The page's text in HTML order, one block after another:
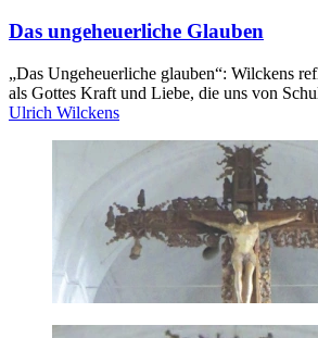
Das ungeheuerliche Glauben
„Das Ungeheuerliche glauben“: Wilckens
als Gottes Kraft und Liebe, die uns von
Ulrich Wilckens